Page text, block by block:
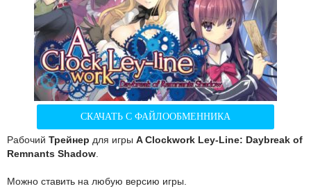
СКАЧАТЬ С ФАЙЛООБМЕННИКА
Рабочий Трейнер для игры A Clockwork Ley-Line: Daybreak of
Remnants Shadow
Можно ставить на любую версию игры.